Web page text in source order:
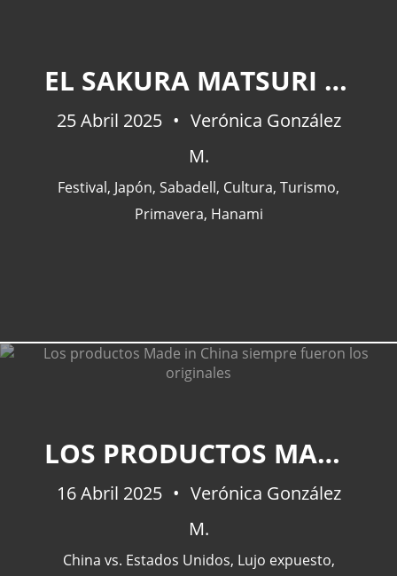
EL SAKURA MATSURI VUELVE A FLORECER EN SABADELL
25 Abril 2025
Verónica González
M.
Festival, Japón, Sabadell, Cultura, Turismo,
Primavera, Hanami
LOS PRODUCTOS MADE IN CHINA SIEMPRE FUERON LOS ORIGINALES
16 Abril 2025
Verónica González
M.
China vs. Estados Unidos, Lujo expuesto,